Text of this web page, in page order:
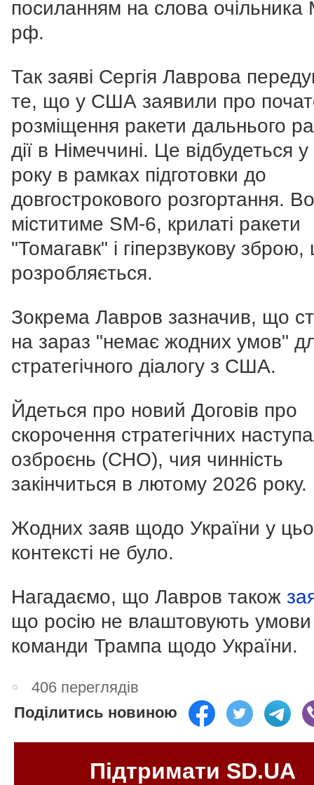
посиланням на слова
рф.
Так заяві Сергія Лаврова
те, що у США заявили про
розміщення ракети дальнього
дії в Німеччині. Це відбудеться
року в рамках підготовки до
довгострокового розгортання.
міститиме SM-6, крилаті ракети
"Томагавк" і гіперзвукову
розробляється.
Зокрема Лавров зазначив, що
на зараз "немає жодних умов"
стратегічного діалогу з США.
Йдеться про новий Договів про
скорочення стратегічних
озброєнь (СНО), чия чинність
закінчиться в лютому 2026 року.
Жодних заяв щодо України у
контексті не було.
Нагадаємо, що Лавров також
що росію не влаштовують умови
команди Трампа щодо України.
406 переглядів
Поділитись новиною
Підтримати SD.UA